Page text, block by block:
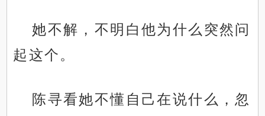
她不解，不明白他为什么突然问
起这个。
陈寻看她不懂自己在说什么，忽